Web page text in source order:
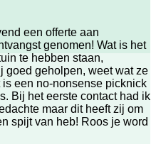
een offerte aan
genomen! Wat is het
te hebben staan,
goed geholpen, weet wat ze
een no-nonsense picknick
Bij het eerste contact had ik
maar dit heeft zij om
spijt van heb! Roos je word